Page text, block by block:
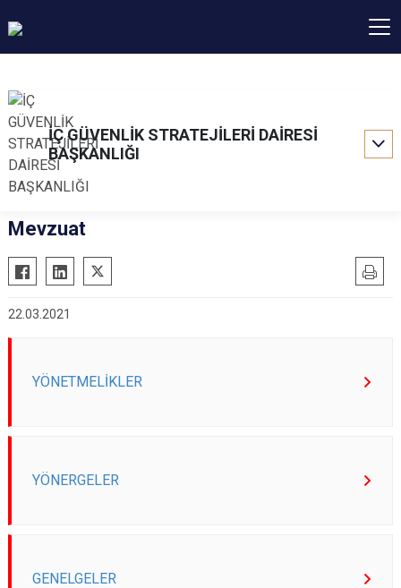
İÇ GÜVENLİK STRATEJİLERİ DAİRESİ
BAŞKANLIĞI
Mevzuat
22.03.2021
YÖNETMELİKLER
YÖNERGELER
GENELGELER